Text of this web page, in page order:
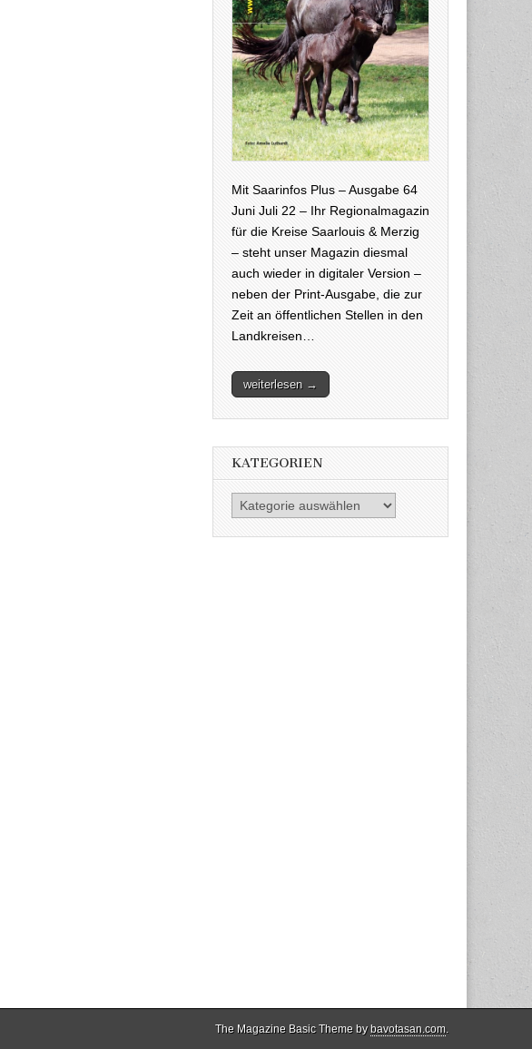
Mit Saarinfos Plus – Ausgabe 64
Juni Juli 22 – Ihr Regionalmagazin
für die Kreise Saarlouis & Merzig
– steht unser Magazin diesmal
auch wieder in digitaler Version –
neben der Print-Ausgabe, die zur
Zeit an öffentlichen Stellen in den
Landkreisen…
weiterlesen →
KATEGORIEN
Kategorien
The Magazine Basic Theme bybavotasan.com.